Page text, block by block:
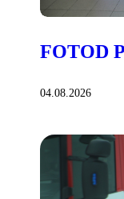
FOTOD
04.08.2026